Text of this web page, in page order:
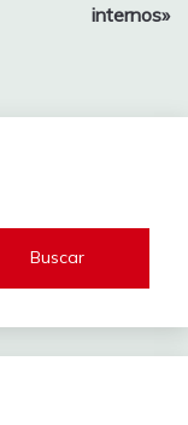
internos»